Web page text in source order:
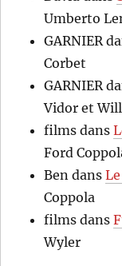
Umberto
GARNIER
Corbet
GARNIER
Vidor et
films dans
Ford
Ben dans
Coppola
films dans
Wyler